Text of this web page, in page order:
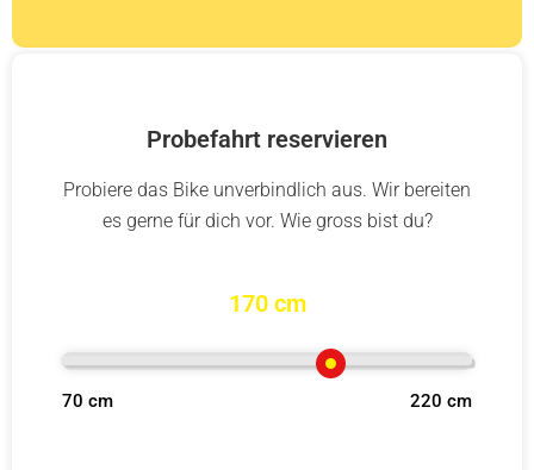
Probefahrt reservieren
Probiere das Bike unverbindlich aus. Wir bereiten
es gerne für dich vor. Wie gross bist du?
170 cm
70 cm 220 cm